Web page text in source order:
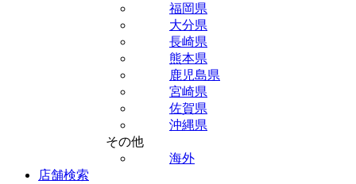
福岡県
大分県
長崎県
熊本県
鹿児島県
宮崎県
佐賀県
沖縄県
その他
海外
店舗検索